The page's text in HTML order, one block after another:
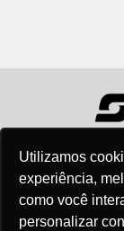
Utilizamos
experiência,
como você
personalizar
Santana -
Atendimento